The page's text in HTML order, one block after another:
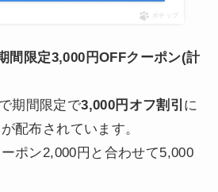
ポチップ
間限定3,000円OFFクーポン(計
期間限定で3,000円オフ割引 に
配布されています。
ポン2,000円と合わせて5,000